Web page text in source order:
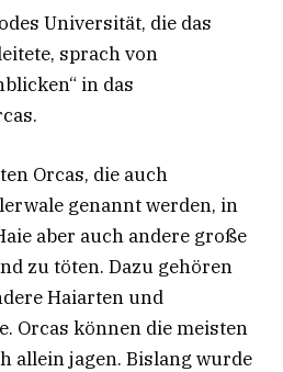
Universität, die das
sprach von
in das
Orcas, die auch
genannt werden, in
aber auch andere große
zu töten. Dazu gehören
Haiarten und
Orcas können die meisten
allein jagen. Bislang wurde